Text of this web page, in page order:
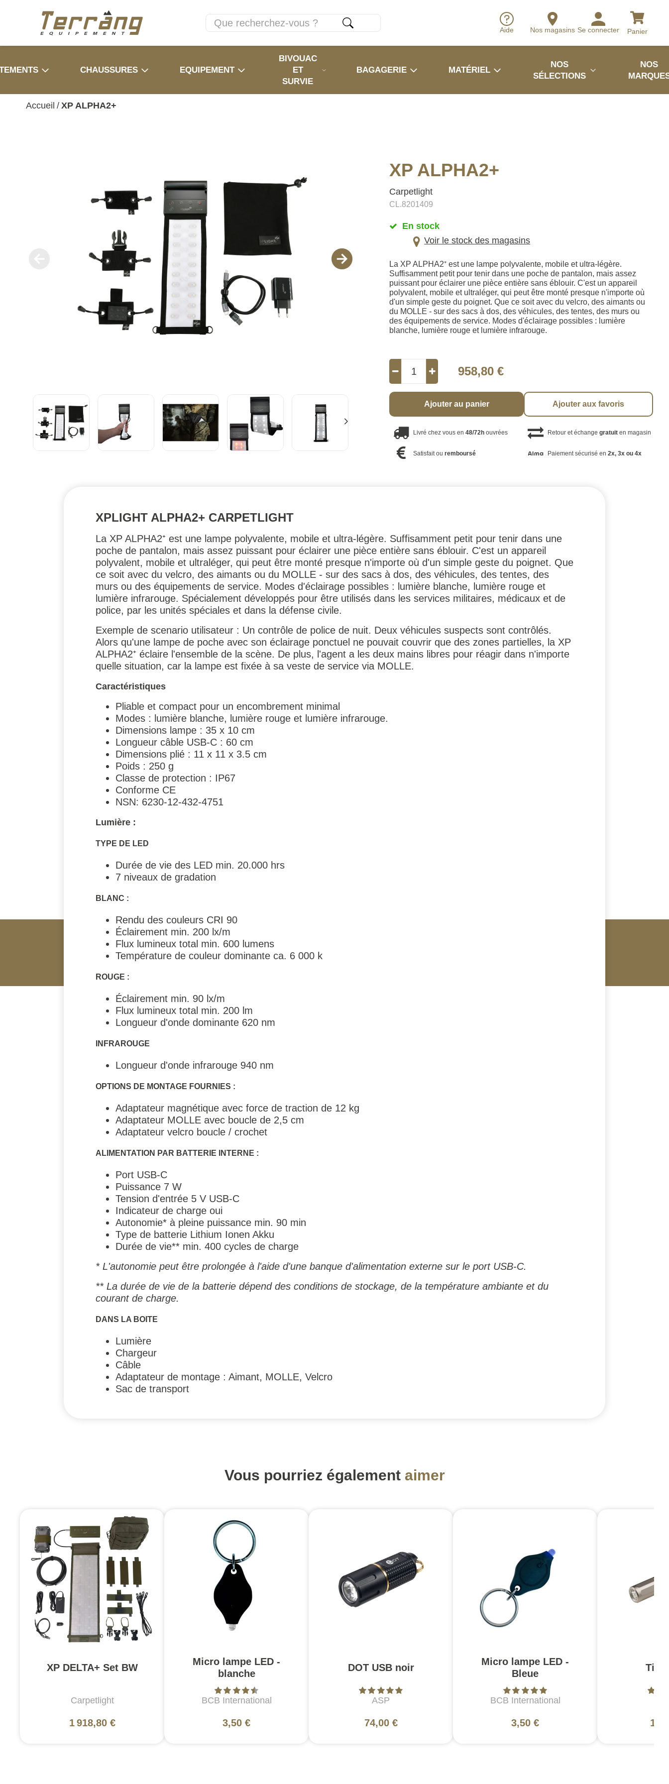
Aide Nos magasins Se connecter Panier
CHAUSSURES EQUIPEMENT
BIVOUAC
ET
SURVIE
BAGAGERIE MATÉRIEL
NOS
SÉLECTIONS
NOS
Accueil / XP ALPHA2+
XP ALPHA2+
Carpetlight
CL.8201409
En stock
Voir le stock des magasins
La XP ALPHA2⁺ est une lampe polyvalente, mobile et ultra-légère.
Suffisamment petit pour tenir dans une poche de pantalon, mais assez
puissant pour éclairer une pièce entière sans éblouir. C'est un appareil
polyvalent, mobile et ultraléger, qui peut être monté presque n'importe où
d'un simple geste du poignet. Que ce soit avec du velcro, des aimants ou
du MOLLE - sur des sacs à dos, des véhicules, des tentes, des murs ou
des équipements de service. Modes d'éclairage possibles : lumière
blanche, lumière rouge et lumière infrarouge.
958,80 €
Ajouter au panier Ajouter aux favoris
Livré chez vous en48/72h ouvrées Retour et échange gratuiten magasin
Satisfait ouremboursé Paiement sécurisé en 2x, 3x ou 4x
XPLIGHT ALPHA2+ CARPETLIGHT
La XP ALPHA2⁺ est une lampe polyvalente, mobile et ultra-légère. Suffisamment petit pour tenir dans une
poche de pantalon, mais assez puissant pour éclairer une pièce entière sans éblouir. C'est un appareil
polyvalent, mobile et ultraléger, qui peut être monté presque n'importe où d'un simple geste du poignet. Que
ce soit avec du velcro, des aimants ou du MOLLE - sur des sacs à dos, des véhicules, des tentes, des
murs ou des équipements de service. Modes d'éclairage possibles : lumière blanche, lumière rouge et
lumière infrarouge. Spécialement développés pour être utilisés dans les services militaires, médicaux et de
police, par les unités spéciales et dans la défense civile.
Exemple de scenario utilisateur : Un contrôle de police de nuit. Deux véhicules suspects sont contrôlés.
Alors qu'une lampe de poche avec son éclairage ponctuel ne pouvait couvrir que des zones partielles, la XP
ALPHA2⁺ éclaire l'ensemble de la scène. De plus, l'agent a les deux mains libres pour réagir dans n'importe
quelle situation, car la lampe est fixée à sa veste de service via MOLLE.
Caractéristiques
Pliable et compact pour un encombrement minimal
Modes : lumière blanche, lumière rouge et lumière infrarouge.
Dimensions lampe : 35 x 10 cm
Longueur câble USB-C : 60 cm
Dimensions plié : 11 x 11 x 3.5 cm
Poids : 250 g
Classe de protection : IP67
Conforme CE
NSN: 6230-12-432-4751
Lumière :
TYPE DE LED
Durée de vie des LED min. 20.000 hrs
7 niveaux de gradation
BLANC :
Rendu des couleurs CRI 90
Éclairement min. 200 lx/m
Flux lumineux total min. 600 lumens
Température de couleur dominante ca. 6 000 k
ROUGE :
Éclairement min. 90 lx/m
Flux lumineux total min. 200 lm
Longueur d'onde dominante 620 nm
INFRAROUGE
Longueur d'onde infrarouge 940 nm
OPTIONS DE MONTAGE FOURNIES :
Adaptateur magnétique avec force de traction de 12 kg
Adaptateur MOLLE avec boucle de 2,5 cm
Adaptateur velcro boucle / crochet
ALIMENTATION PAR BATTERIE INTERNE :
Port USB-C
Puissance 7 W
Tension d'entrée 5 V USB-C
Indicateur de charge oui
Autonomie* à pleine puissance min. 90 min
Type de batterie Lithium Ionen Akku
Durée de vie** min. 400 cycles de charge
* L'autonomie peut être prolongée à l'aide d'une banque d'alimentation externe sur le port USB-C.
** La durée de vie de la batterie dépend des conditions de stockage, de la température ambiante et du
courant de charge.
DANS LA BOITE
Lumière
Chargeur
Câble
Adaptateur de montage : Aimant, MOLLE, Velcro
Sac de transport
Vous pourriez également aimer
XP DELTA+ Set BW
Carpetlight
1 918,80 €
Micro lampe LED -
blanche
BCB International
3,50 €
DOT USB noir
ASP
74,00 €
Micro lampe LED -
Bleue
BCB International
3,50 €